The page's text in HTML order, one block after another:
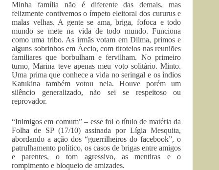
Minha família não é diferente das demais, mas
felizmente contivemos o ímpeto eleitoral dos cururus e
malas velhas. A gente se ama, briga, fofoca e todo
mundo se mete na vida de todo mundo. Funciona
como uma tribo. As irmãs votam em Dilma, primos e
alguns sobrinhos em Áecio, com tiroteios nas reuniões
familiares que borbulham e fervilham. No primeiro
turno, Marina teve apenas meu voto solitário. Minto.
Uma prima que conhece a vida no seringal e os índios
Katukina também votou nela. Houve porém um
silêncio generalizado, não sei se respeitoso ou
reprovador.
“Inimigos em comum” – esse foi o título de matéria da
Folha de SP (17/10) assinada por Lígia Mesquita,
abordando a ação dos “guerrilheiros do facebook”, o
patrulhamento político, os casos de brigas entre amigos
e parentes, o tom agressivo, as mentiras e o
rompimento e bloqueio de amizades.